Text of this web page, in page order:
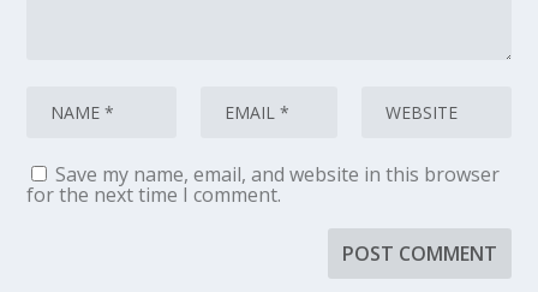
Save my name, email, and website in this browser
for the next time I comment.